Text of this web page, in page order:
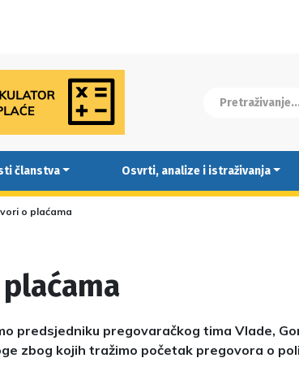
članstva Osvrti, analize i istraživanja
o plaćama
predsjedniku pregovaračkog tima Vlade,
zbog kojih tražimo početak pregovora o